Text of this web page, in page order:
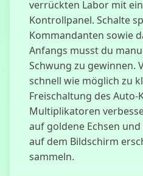
verrückten Labor mit
Kontrollpanel. Schalte
Kommandanten sowie
Anfangs musst du
Schwung zu gewinnen.
schnell wie möglich zu
Freischaltung des Auto-
Multiplikatoren
auf goldene Echsen
auf dem Bildschirm
sammeln.